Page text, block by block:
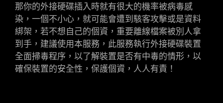
那你的外接硬碟插入時就有很大的機率被病毒感
染，一個不小心，就可能會遭到駭客攻擊或是資料
綁架，若不想自己的個資，重要離線檔案被別人拿
到手，建議使用本服務，此服務執行外接硬碟裝置
全面掃毒程序，以了解裝置是否有中毒的情形，以
確保裝置的安全性，保護個資，人人有責！